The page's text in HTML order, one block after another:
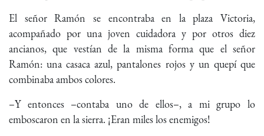
El señor Ramón se encontraba en la plaza Victoria,
acompañado por una joven cuidadora y por otros diez
ancianos, que vestían de la misma forma que el señor
Ramón: una casaca azul, pantalones rojos y un quepí que
combinaba ambos colores.
–Y entonces –contaba uno de ellos–, a mi grupo lo
emboscaron en la sierra. ¡Eran miles los enemigos!